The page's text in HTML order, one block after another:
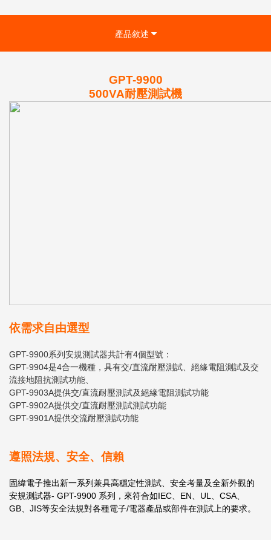
產品敘述
GPT-9900
500VA耐壓測試機
依需求自由選型
GPT-9900系列安規測試器共計有4個型號：
GPT-9904是4合一機種，具有交/直流耐壓測試、絕緣電阻測試及交
流接地阻抗測試功能、
GPT-9903A提供交/直流耐壓測試及絕緣電阻測試功能
GPT-9902A提供交/直流耐壓測試測試功能
GPT-9901A提供交流耐壓測試功能
遵照法規、安全、信賴
固緯電子推出新一系列兼具高穩定性測試、安全考量及全新外觀的
安規測試器- GPT-9900 系列，來符合如IEC、EN、UL、CSA、
GB、JIS等安全法規對各種電子/電器產品或部件在測試上的要求。